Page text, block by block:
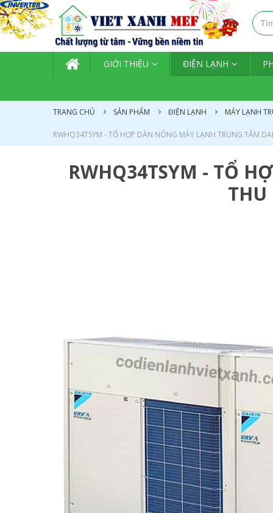
TRANG CHỦ
GIỚI THIỆU ĐIỆN LẠNH
TRANG CHỦ SẢN PHẨM ĐIỆN LẠNH MÁY LẠNH
RWHQ34TSYM - TỔ HỢP DÀN NÓNG MÁY LẠNH TRUNG TÂM
RWHQ34TSYM - TỔ
THU